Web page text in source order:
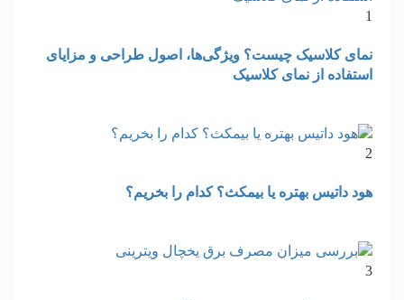
1
نمای کلاسیک چیست؟ ویژگی‌ها، اصول طراحی و مزایای
استفاده از نمای کلاسیک
2
هود داتیس بهتره یا بیمکث؟ کدام را بخریم؟
3